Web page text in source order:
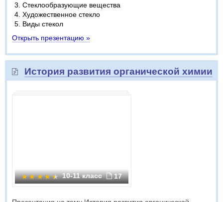
Стеклообразующие вещества
Художественное стекло
Виды стекол
Открыть презентацию »
История развития органической химии
10-11 класс 17